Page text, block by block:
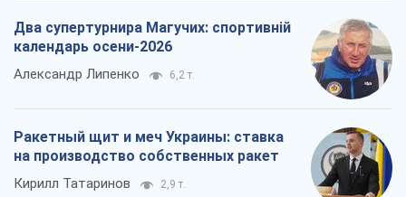
Два супертурнира Магучих: спортивній
календарь осени-2026
Александр Липенко 6,2 т.
Ракетный щит и меч Украины: ставка
на производство собственных ракет
Кирилл Татаринов 2,9 т.